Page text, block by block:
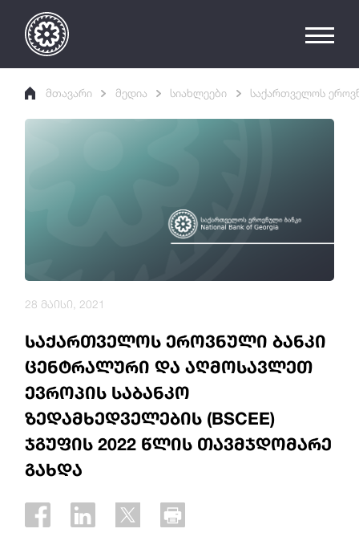
მთავარი მედია სიახლეები საქართველოს
საქართველოს ეროვნული ბანკი
ცენტრალური და აღმოსავლეთ
ევროპის საბანკო
ზედამხედველების (BSCEE)
ჯგუფის 2022 წლის თავმჯდომარე
გახდა
28 მაისი, 2021